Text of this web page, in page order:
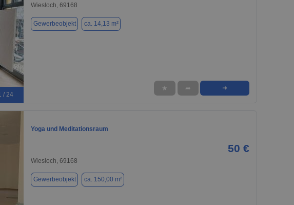
/ 24
Wiesloch, 69168
Gewerbeobjekt ca. 14,13 m²
★ ➦ ➜
Yoga und Meditationsraum
50 €
Wiesloch, 69168
Gewerbeobjekt ca. 150,00 m²